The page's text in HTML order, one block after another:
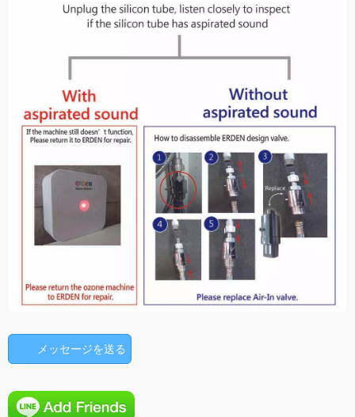
メッセージを送る